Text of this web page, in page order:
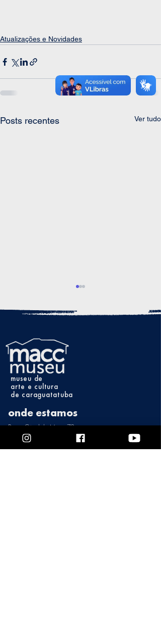
Atualizações e Novidades
Posts recentes Ver tudo
1º Concurso Beleza
Negra do Litoral Norte
museu de
arte e cultura
de caraguatatuba
onde estamos
Praça Cândido Mota, 72
Caraguatatuba, Sao Paulo, Brasil 11660-060
Tel: (12) 3883-9980